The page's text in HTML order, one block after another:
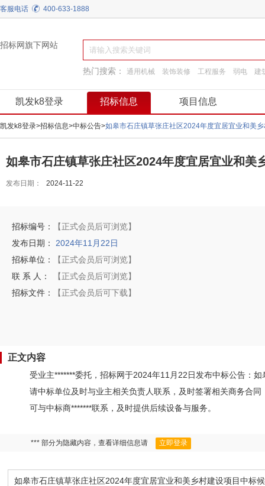
客服电话 400-633-1888
招标网旗下网站
热门搜索： 通用机械 装饰装修 工程服务 弱电
建
凯发k8登录 招标信息 项目信息
凯发k8登录>招标信息>中标公告>如皋市石庄镇草张庄社区2024年度宜居宜业和美
如皋市石庄镇草张庄社区2024年度宜居宜业和美
发布日期： 2024-11-22
招标编号：
【正式会员后可浏览】
发布日期：
2024年11月22日
招标单位：
【正式会员后可浏览】
联 系 人：
【正式会员后可浏览】
招标文件：
【正式会员后可下载】
正文内容
受业主*******委托，招标网于2024年11月22日发布中标公告：
请中标单位及时与业主相关负责人联系，及时签署相关商务合
可与中标商*******联系，及时提供后续设备与服务。
*** 部分为隐藏内容，查看详细信息请 立即登录
如皋市石庄镇草张庄社区2024年度宜居宜业和美乡村建设项目中标